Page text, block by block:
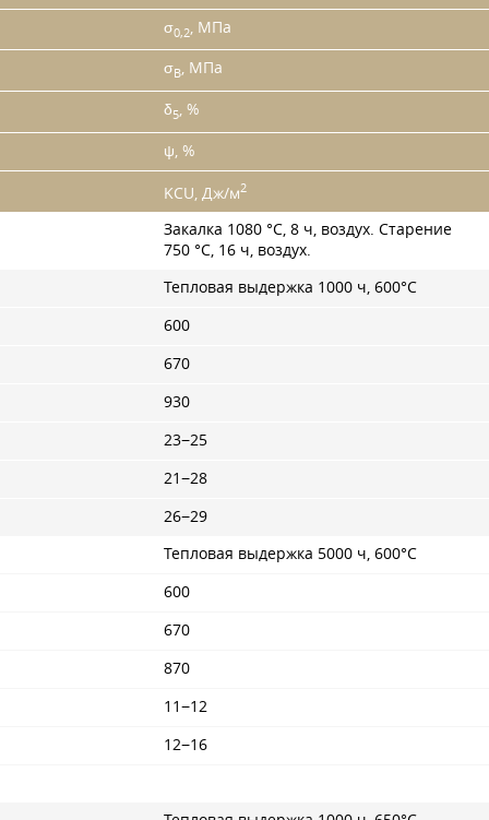
σ0,2, МПа
σB, МПа
δ5, %
ψ, %
KCU, Дж/м2
Закалка 1080 °C, 8 ч, воздух. Старение
750 °C, 16 ч, воздух.
Тепловая выдержка 1000 ч, 600°С
600
670
930
23−25
21−28
26−29
Тепловая выдержка 5000 ч, 600°С
600
670
870
11−12
12−16